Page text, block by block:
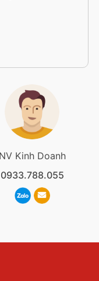
NV Kinh Doanh
0933.788.055